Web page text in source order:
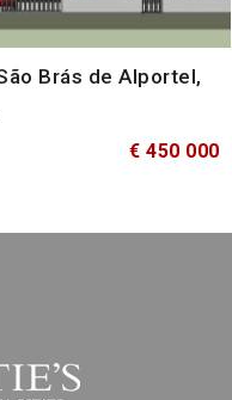
Brás de Alportel,
€ 450 000